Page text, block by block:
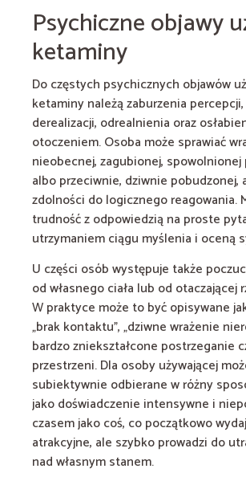
Psychiczne objawy
ketaminy
Do częstych psychicznych objawów
ketaminy należą zaburzenia
derealizacji, odrealnienia oraz
otoczeniem. Osoba może sprawiać
nieobecnej, zagubionej,
albo przeciwnie, dziwnie pobudzonej,
zdolności do logicznego reagowania.
trudność z odpowiedzią na proste
utrzymaniem ciągu myślenia i oceną
U części osób występuje także
od własnego ciała lub od otaczającej
W praktyce może to być opisywane
„brak kontaktu”, „dziwne wrażenie
bardzo zniekształcone postrzeganie
przestrzeni. Dla osoby używającej
subiektywnie odbierane w różny
jako doświadczenie intensywne i
czasem jako coś, co początkowo
atrakcyjne, ale szybko prowadzi do
nad własnym stanem.